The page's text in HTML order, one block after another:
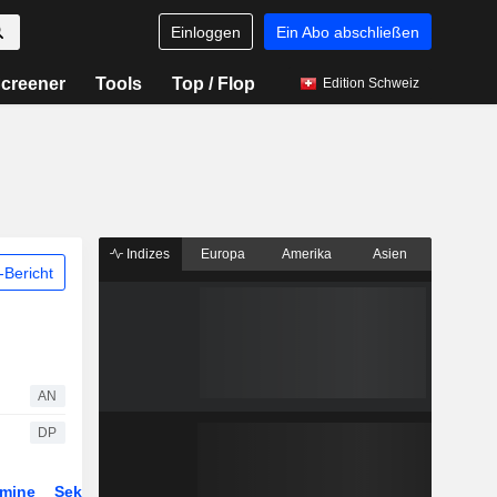
Einloggen Ein Abo abschließen
Tools Top / Flop Edition Schweiz
Bericht
AN
DP
Sektor
Indizes Europa Amerika Asien